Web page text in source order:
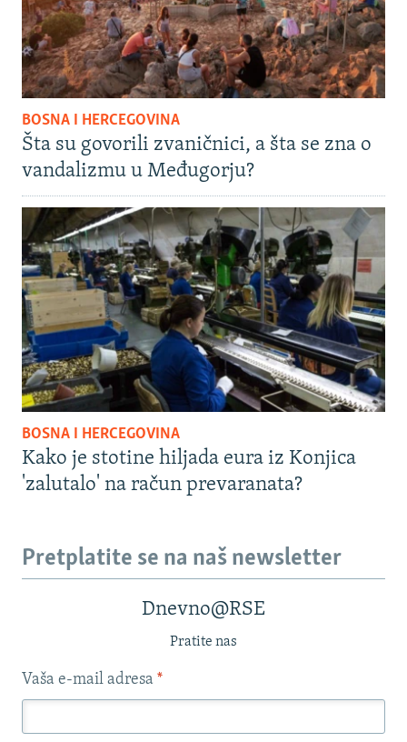
BOSNA I HERCEGOVINA
Šta su govorili zvaničnici, a šta se zna o
vandalizmu u Međugorju?
BOSNA I HERCEGOVINA
Kako je stotine hiljada eura iz Konjica
'zalutalo' na račun prevaranata?
Pretplatite se na naš newsletter
Dnevno@RSE
Pratite nas
Vaša e-mail adresa *